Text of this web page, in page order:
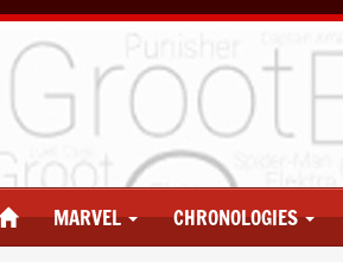
MARVEL CHRONOLOGIES